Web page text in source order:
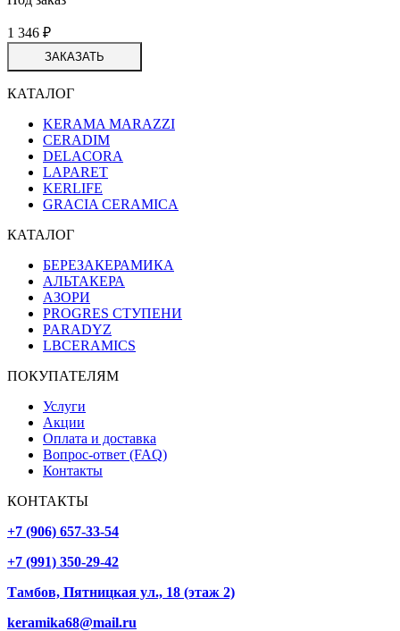
1 346 ₽
ЗАКАЗАТЬ
КАТАЛОГ
KERAMA MARAZZI
CERADIM
DELACORA
LAPARET
KERLIFE
GRACIA CERAMICA
КАТАЛОГ
БЕРЕЗАКЕРАМИКА
АЛЬТАКЕРА
АЗОРИ
PROGRES СТУПЕНИ
PARADYZ
LBCERAMICS
ПОКУПАТЕЛЯМ
Услуги
Акции
Оплата и доставка
Вопрос-ответ (FAQ)
Контакты
КОНТАКТЫ
+7 (906) 657-33-54
+7 (991) 350-29-42
Тамбов, Пятницкая ул., 18 (этаж 2)
keramika68@mail.ru